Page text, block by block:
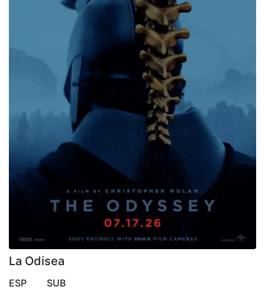
La Odisea
ESP
SUB